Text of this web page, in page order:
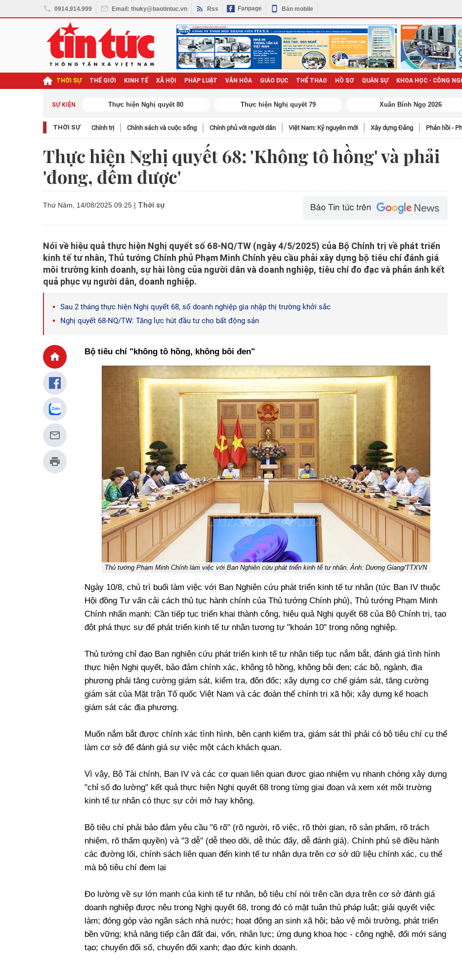
0914.914.999 Email: thuky@baotintuc.vn Rss Fanpage Bản mobile
THỜI SỰ THẾ GIỚI KINH TẾ XÃ HỘI PHÁP LUẬT VĂN HÓA GIÁO DỤC THỂ THAO HỒ SƠ QUÂN SỰ KHOA HỌC - CÔNG
SỰ KIỆN
quyết Đại hội XIV
THỜI SỰ Chính trị Chính sách và cuộc sống Chính phủ với người dân Việt Nam: Kỷ nguyên mới Xây dựng Đảng Phản hồi -
Thực hiện Nghị quyết 68: 'Không tô hồng' và phải
'đong, đếm được'
Thứ Năm, 14/08/2025 09:25 | Thời sự
Nói về hiệu quả thực hiện Nghị quyết số 68-NQ/TW (ngày 4/5/2025) của Bộ Chính trị về phát triển
kinh tế tư nhân, Thủ tướng Chính phủ Phạm Minh Chính yêu cầu phải xây dựng bộ tiêu chí đánh giá
môi trường kinh doanh, sự hài lòng của người dân và doanh nghiệp, tiêu chí đo đạc và phản ánh kết
quả phục vụ người dân, doanh nghiệp.
Sau 2 tháng thực hiện Nghị quyết 68, số doanh nghiệp gia nhập thị trường khởi sắc
Nghị quyết 68-NQ/TW: Tăng lực hút đầu tư cho bất động sản
Bộ tiêu chí "không tô hồng, không bôi đen"
Thủ tướng Phạm Minh Chính làm việc với Ban Nghiên cứu phát triển kinh tế tư nhân. Ảnh: Dương Giang/TTXVN
Ngày 10/8, chủ trì buổi làm việc với Ban Nghiên cứu phát triển kinh tế tư nhân (tức Ban IV thuộc
Hội đồng Tư vấn cải cách thủ tục hành chính của Thủ tướng Chính phủ), Thủ tướng Phạm Minh
Chính nhấn mạnh: Cần tiếp tục triển khai thành công, hiệu quả Nghị quyết 68 của Bộ Chính trị, tạo
đột phá thực sự để phát triển kinh tế tư nhân tương tự "khoán 10" trong nông nghiệp.
Thủ tướng chỉ đạo Ban nghiên cứu phát triển kinh tế tư nhân tiếp tục nắm bắt, đánh giá tình hình
thực hiện Nghị quyết, bảo đảm chính xác, không tô hồng, không bôi đen; các bộ, ngành, địa
phương phải tăng cường giám sát, kiểm tra, đôn đốc; xây dựng cơ chế giám sát, tăng cường
giám sát của Mặt trận Tổ quốc Việt Nam và các đoàn thể chính trị xã hội; xây dựng kế hoạch
giám sát các địa phương.
Muốn nắm bắt được chính xác tình hình, bên cạnh kiểm tra, giám sát thì phải có bộ tiêu chí cụ thể
làm cơ sở để đánh giá sự việc một cách khách quan.
Vì vậy, Bộ Tài chính, Ban IV và các cơ quan liên quan được giao nhiệm vụ nhanh chóng xây dựng
"chỉ số đo lường" kết quả thực hiện Nghị quyết 68 trong từng giai đoạn và xem xét môi trường
kinh tế tư nhân có thực sự cởi mở hay không.
Bộ tiêu chí phải bảo đảm yêu cầu "6 rõ" (rõ người, rõ việc, rõ thời gian, rõ sản phẩm, rõ trách
nhiệm, rõ thẩm quyền) và "3 dễ" (dễ theo dõi, dễ thúc đẩy, dễ đánh giá). Chính phủ sẽ điều hành
các đường lối, chính sách liên quan đến kinh tế tư nhân dựa trên cơ sở dữ liệu chính xác, cụ thể
mà bộ tiêu chí đem lại
Đo lường về sự lớn mạnh của kinh tế tư nhân, bộ tiêu chí nói trên cần dựa trên cơ sở đánh giá
doanh nghiệp được nêu trong Nghị quyết 68, trong đó có mặt tuân thủ pháp luật; giải quyết việc
làm; đóng góp vào ngân sách nhà nước; hoạt động an sinh xã hội; bảo vệ môi trường, phát triển
bền vững; khả năng tiếp cận đất đai, vốn, nhân lực; ứng dụng khoa học - công nghệ, đổi mới sáng
tạo; chuyển đổi số, chuyển đổi xanh; đạo đức kinh doanh.